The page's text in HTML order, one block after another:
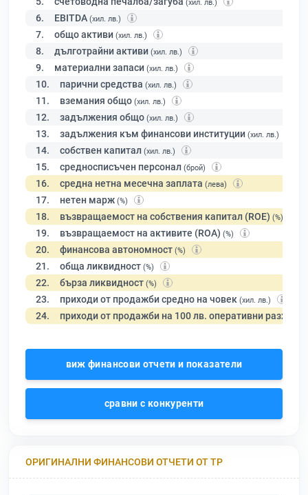
(хил. лв.)
6. EBITDA (хил. лв.)
7. общо активи (хил. лв.)
8. дълготрайни активи (хил. лв.)
9. материални запаси (хил. лв.)
10. парични средства (хил. лв.)
11. вземания общо (хил. лв.)
12. задължения общо (хил. лв.)
13. задължения към финансови институции (хил. лв.)
14. собствен капитал (хил. лв.)
15. средносписъчен персонал (брой)
16. средна нетна месечна заплата (лева)
17. нетен марж (%)
18. възвращаемост на собствения капитал (ROE) (%)
19. възвращаемост на активите (ROA) (%)
20. финансова автономност (%)
21. обща ликвидност (%)
22. бърза ликвидност (%)
23. приходи от продажби средно на човек (хил. лв.)
24. приходи от продажби на 100 лв. оперативни разходи
виж финансови отчети и показатели
сравни с конкуренти
ОРИГИНАЛНИ ФИНАНСОВИ ОТЧЕТИ ОТ ТР